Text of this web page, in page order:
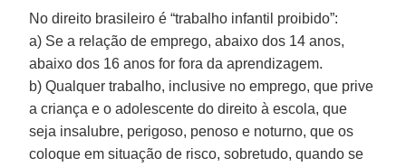
No direito brasileiro é “trabalho infantil proibido”:
a) Se a relação de emprego, abaixo dos 14 anos,
abaixo dos 16 anos for fora da aprendizagem.
b) Qualquer trabalho, inclusive no emprego, que prive
a criança e o adolescente do direito à escola, que
seja insalubre, perigoso, penoso e noturno, que os
coloque em situação de risco, sobretudo, quando se